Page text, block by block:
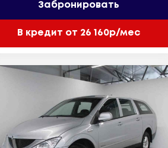
Забронировать
В кредит от 26 160р/мес